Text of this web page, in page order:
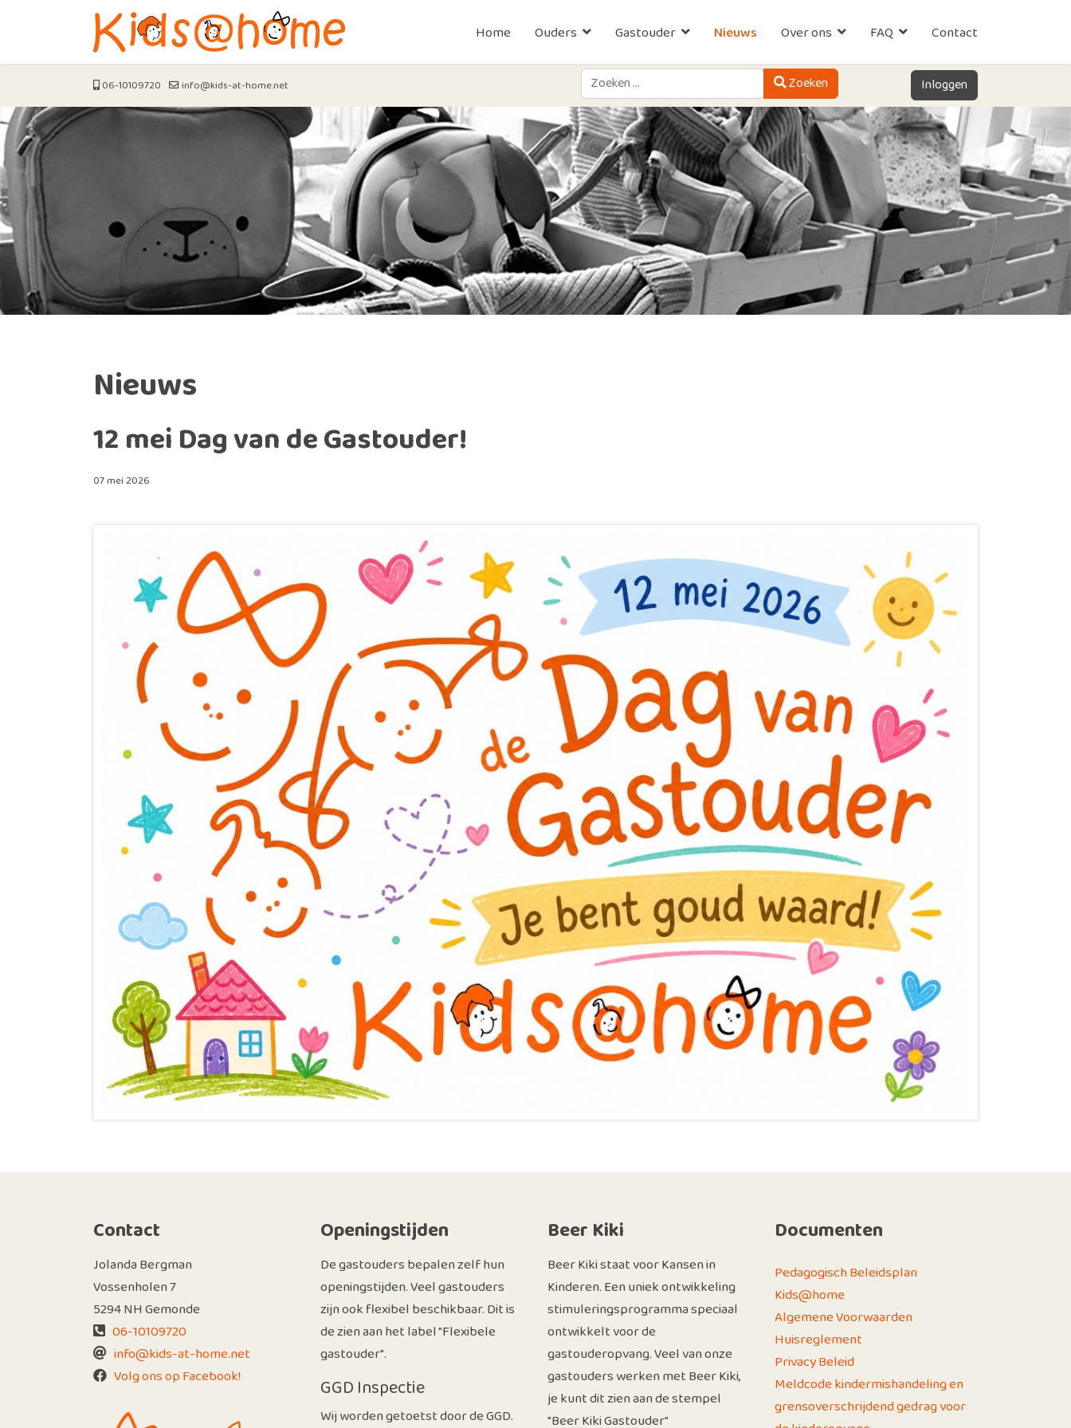
Home Ouders Gastouder Nieuws Over ons FAQ Contact
06-10109720 info@kids-at-home.net
Zoeken
Type 2 or more characters for results.
Zoeken Inloggen
Nieuws
12 mei Dag van de Gastouder!
07 mei 2026
Contact
Jolanda Bergman
Vossenholen 7
5294 NH Gemonde
06-10109720
info@kids-at-home.net
Volg ons op Facebook!
Openingstijden
De gastouders bepalen zelf hun
openingstijden. Veel gastouders
zijn ook flexibel beschikbaar. Dit is
de zien aan het label "Flexibele
gastouder".
GGD Inspectie
Wij worden getoetst door de GGD.
Beer Kiki
Beer Kiki staat voor Kansen in
Kinderen. Een uniek ontwikkeling
stimuleringsprogramma speciaal
ontwikkelt voor de
gastouderopvang. Veel van onze
gastouders werken met Beer Kiki,
je kunt dit zien aan de stempel
"Beer Kiki Gastouder"
Documenten
Pedagogisch Beleidsplan
Kids@home
Algemene Voorwaarden
Huisreglement
Privacy Beleid
Meldcode kindermishandeling en
grensoverschrijdend gedrag voor